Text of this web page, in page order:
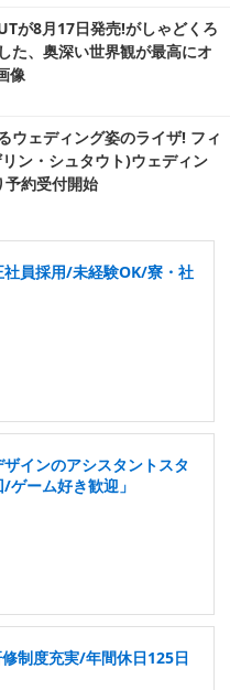
が8月17日発売!がしゃどくろ
た、奥深い世界観が最高にオ
像
ウェディング姿のライザ! フィ
ン・シュタウト)ウェディン
約受付開始
員採用/未経験OK/寮・社
インのアシスタントスタ
ーム好き歓迎」
制度充実/年間休日125日